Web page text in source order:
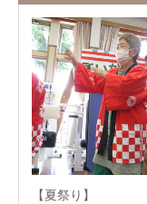
【夏祭り】